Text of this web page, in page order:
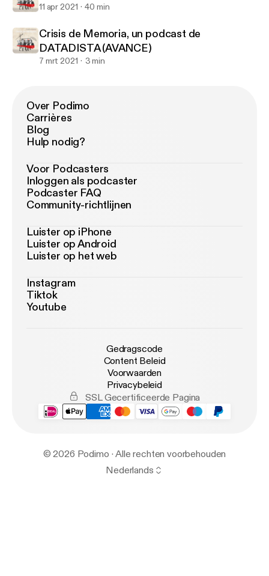
11 apr 2021 40 min
Crisis de Memoria, un podcast de
DATADISTA (AVANCE)
7 mrt 2021 3 min
Over Podimo
Carrières
Blog
Hulp nodig?
Voor Podcasters
Inloggen als podcaster
Podcaster FAQ
Community-richtlijnen
Luister op iPhone
Luister op Android
Luister op het web
Instagram
Tiktok
Youtube
Gedragscode
Content Beleid
Voorwaarden
Privacybeleid
SSL Gecertificeerde Pagina
© 2026 Podimo · Alle rechten voorbehouden
Nederlands